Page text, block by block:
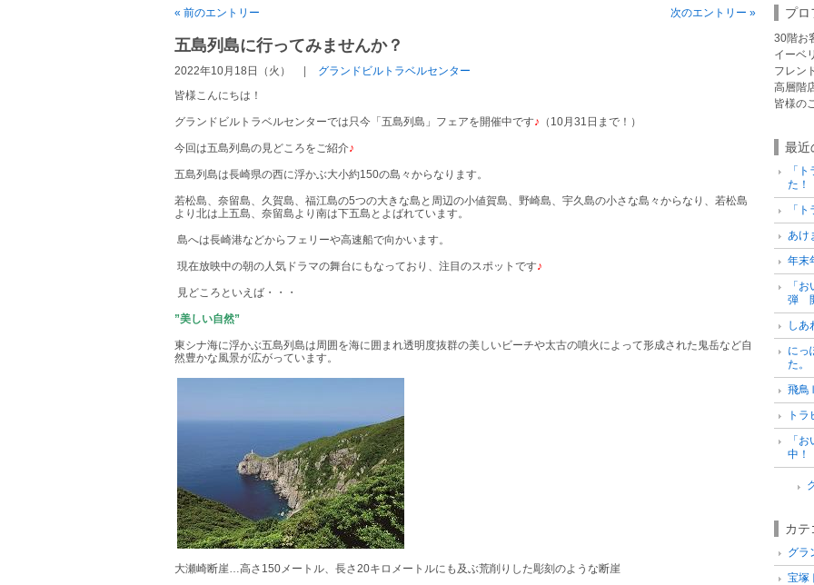
« 前のエントリー 次のエントリー »
五島列島に行ってみませんか？
2022年10月18日（火）
グランドビルトラベルセンター
皆様こんにちは！
グランドビルトラベルセンターでは只今「五島列島」フェアを開催中です♪ （10月31日まで！）
今回は五島列島の見どころをご紹介♪
五島列島は長崎県の西に浮かぶ大小約150の島々からなります。
若松島、奈留島、久賀島、福江島の5つの大きな島と周辺の小値賀島、野崎島、宇久島の小さな島々からなり、若松島
より北は上五島、奈留島より南は下五島とよばれています。
島へは長崎港などからフェリーや高速船で向かいます。
現在放映中の朝の人気ドラマの舞台にもなっており、注目のスポットです♪
見どころといえば・・・
”美しい自然”
東シナ海に浮かぶ五島列島は周囲を海に囲まれ透明度抜群の美しいビーチや太古の噴火によって形成された鬼岳など自
然豊かな風景が広がっています。
大瀬崎断崖…高さ 150 メートル、長さ20キロメートルにも及ぶ荒削りした彫刻のような断崖
プロ
30階お
イーベ
フレン
高層階
皆様の
最近
「
た！
「
あけ
年末
「
弾
しあ
にっ
た。
飛鳥
ト
「
中！
カテ
グラ
宝塚